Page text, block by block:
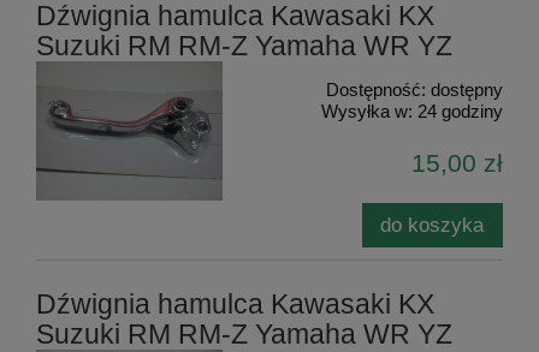
Dźwignia hamulca Kawasaki KX
Suzuki RM RM-Z Yamaha WR YZ
Dostępność: dostępny
Wysyłka w: 24 godziny
15,00 zł
do koszyka
Dźwignia hamulca Kawasaki KX
Suzuki RM RM-Z Yamaha WR YZ